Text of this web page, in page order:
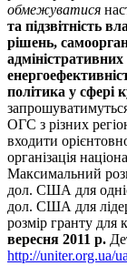
обмежуватися
та підзвітність
рішень,
політика у сфері
ОГС з різних
входити
організація
Максимальний
дол. США для
дол. США для
розмір гранту для
вересня 2011 р.
http://uniter.org.ua/